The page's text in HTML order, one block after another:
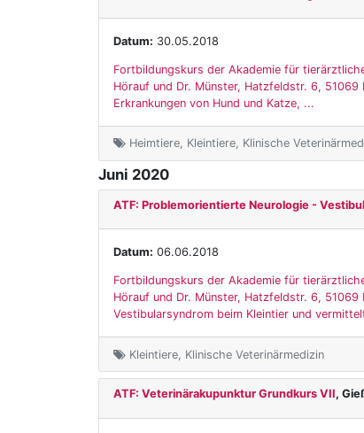
Datum: 30.05.2018
Fortbildungskurs der Akademie für
Hörauf und Dr. Münster, Hatzfeldstr. 6,
Erkrankungen von Hund und Katze, ...
Heimtiere, Kleintiere, Klinische
Juni 2020
ATF: Problemorientierte Neurologie -
Datum: 06.06.2018
Fortbildungskurs der Akademie für
Hörauf und Dr. Münster, Hatzfeldstr. 6,
Vestibularsyndrom beim Kleintier und
Kleintiere, Klinische Veterinärmedizin
ATF: Veterinärakupunktur Grundkurs VII,